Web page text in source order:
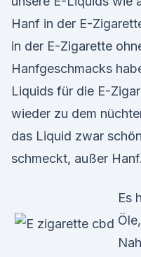
Hanf in der E-
in der E-Zigarette
Hanfgeschmacks
Liquids für die E-
wieder zu dem
das Liquid zwar
schmeckt, außer Hanf.
Es